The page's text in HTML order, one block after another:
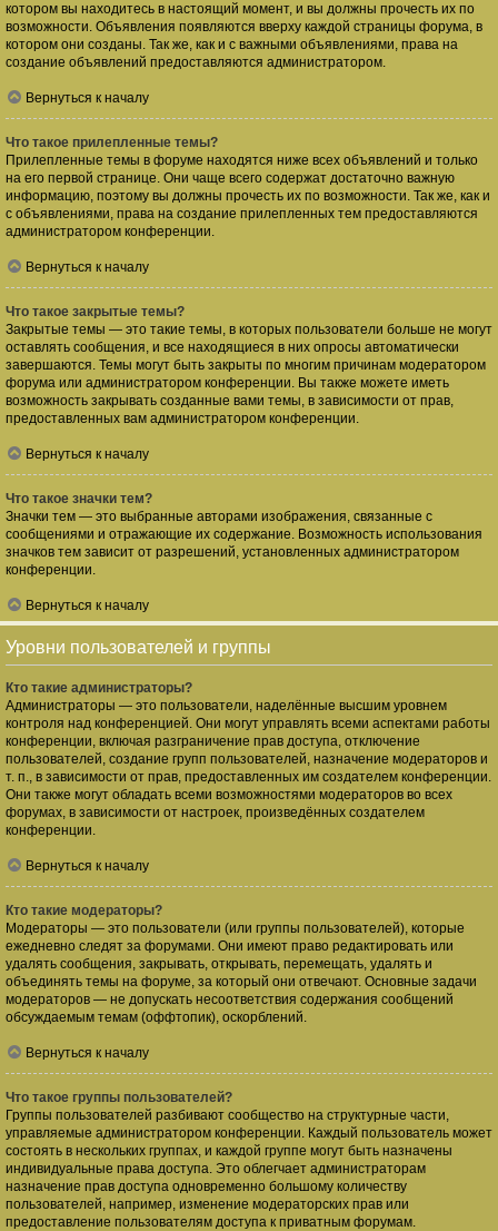
котором вы находитесь в настоящий момент, и вы должны прочесть их по
возможности. Объявления появляются вверху каждой страницы форума, в
котором они созданы. Так же, как и с важными объявлениями, права на
создание объявлений предоставляются администратором.
Вернуться к началу
Что такое прилепленные темы?
Прилепленные темы в форуме находятся ниже всех объявлений и только
на его первой странице. Они чаще всего содержат достаточно важную
информацию, поэтому вы должны прочесть их по возможности. Так же, как и
с объявлениями, права на создание прилепленных тем предоставляются
администратором конференции.
Вернуться к началу
Что такое закрытые темы?
Закрытые темы — это такие темы, в которых пользователи больше не могут
оставлять сообщения, и все находящиеся в них опросы автоматически
завершаются. Темы могут быть закрыты по многим причинам модератором
форума или администратором конференции. Вы также можете иметь
возможность закрывать созданные вами темы, в зависимости от прав,
предоставленных вам администратором конференции.
Вернуться к началу
Что такое значки тем?
Значки тем — это выбранные авторами изображения, связанные с
сообщениями и отражающие их содержание. Возможность использования
значков тем зависит от разрешений, установленных администратором
конференции.
Вернуться к началу
Уровни пользователей и группы
Кто такие администраторы?
Администраторы — это пользователи, наделённые высшим уровнем
контроля над конференцией. Они могут управлять всеми аспектами работы
конференции, включая разграничение прав доступа, отключение
пользователей, создание групп пользователей, назначение модераторов и
т. п., в зависимости от прав, предоставленных им создателем конференции.
Они также могут обладать всеми возможностями модераторов во всех
форумах, в зависимости от настроек, произведённых создателем
конференции.
Вернуться к началу
Кто такие модераторы?
Модераторы — это пользователи (или группы пользователей), которые
ежедневно следят за форумами. Они имеют право редактировать или
удалять сообщения, закрывать, открывать, перемещать, удалять и
объединять темы на форуме, за который они отвечают. Основные задачи
модераторов — не допускать несоответствия содержания сообщений
обсуждаемым темам (оффтопик), оскорблений.
Вернуться к началу
Что такое группы пользователей?
Группы пользователей разбивают сообщество на структурные части,
управляемые администратором конференции. Каждый пользователь может
состоять в нескольких группах, и каждой группе могут быть назначены
индивидуальные права доступа. Это облегчает администраторам
назначение прав доступа одновременно большому количеству
пользователей, например, изменение модераторских прав или
предоставление пользователям доступа к приватным форумам.